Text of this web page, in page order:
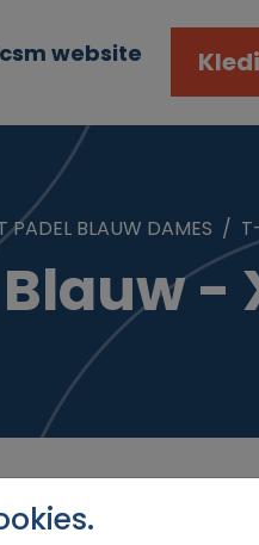
website
PADEL BLAUW DAMES
-